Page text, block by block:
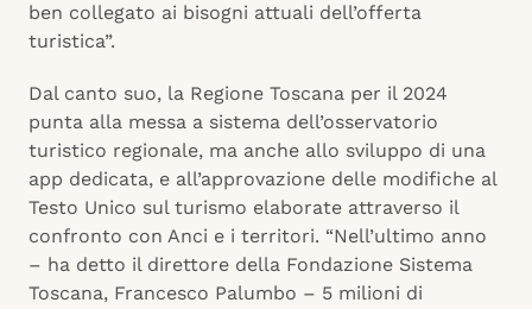
ben collegato ai bisogni attuali dell’offerta
turistica”.
Dal canto suo, la Regione Toscana per il 2024
punta alla messa a sistema dell’osservatorio
turistico regionale, ma anche allo sviluppo di una
app dedicata, e all’approvazione delle modifiche al
Testo Unico sul turismo elaborate attraverso il
confronto con Anci e i territori. “Nell’ultimo anno
– ha detto il direttore della Fondazione Sistema
Toscana, Francesco Palumbo – 5 milioni di